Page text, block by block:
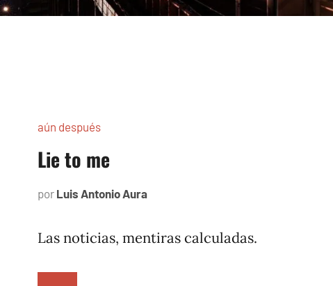
aún después
Lie to me
por Luis Antonio Auraagosto
2006
Las noticias, mentiras calculadas.